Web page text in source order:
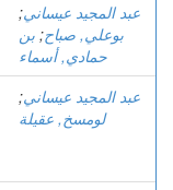
عبد المجيد عيساني;
بوعلي, صباح; بن
حمادي, أسماء
عبد المجيد عيساني;
لومسخ, عقيلة